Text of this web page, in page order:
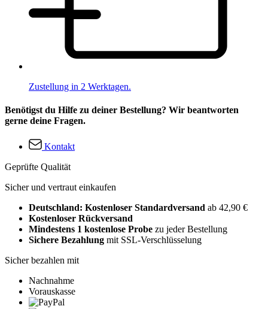
Zustellung in 2 Werktagen.
Benötigst du Hilfe zu deiner Bestellung? Wir beantworten
gerne deine Fragen.
Kontakt
Geprüfte Qualität
Sicher und vertraut einkaufen
Deutschland: Kostenloser Standardversand ab 42,90 €
Kostenloser Rückversand
Mindestens 1 kostenlose Probe zu jeder Bestellung
Sichere Bezahlung mit SSL-Verschlüsselung
Sicher bezahlen mit
Nachnahme
Vorauskasse